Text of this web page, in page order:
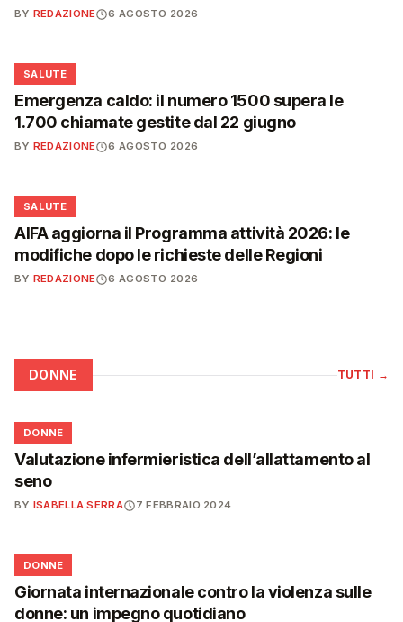
BY REDAZIONE 6 AGOSTO 2026
❤️
SALUTE
Emergenza caldo: il numero 1500 supera le
1.700 chiamate gestite dal 22 giugno
BY REDAZIONE 6 AGOSTO 2026
❤️
SALUTE
AIFA aggiorna il Programma attività 2026: le
modifiche dopo le richieste delle Regioni
BY REDAZIONE 6 AGOSTO 2026
DONNE TUTTI →
🌸
DONNE
Valutazione infermieristica dell’allattamento al
seno
BY ISABELLA SERRA 7 FEBBRAIO 2024
🌸
DONNE
Giornata internazionale contro la violenza sulle
donne: un impegno quotidiano